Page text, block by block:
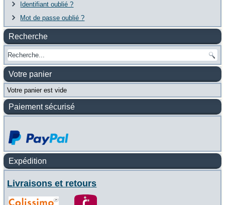
Identifiant oublié ?
Mot de passe oublié ?
Recherche
Votre panier
Votre panier est vide
Paiement sécurisé
Expédition
Livraisons et retours